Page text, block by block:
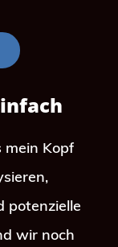
mein Kopf
potenzielle
wir noch